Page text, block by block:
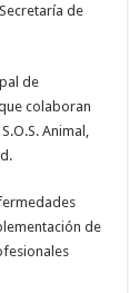
de
de
colaboran
Animal,
de